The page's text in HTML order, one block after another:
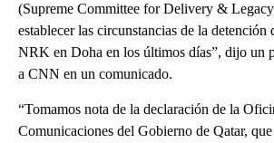
(Supreme Committee for Delivery &
establecer las circunstancias de la detención
NRK en Doha en los últimos días”, dijo un
a CNN en un comunicado.
“Tomamos nota de la declaración de la
Comunicaciones del Gobierno de Qatar,